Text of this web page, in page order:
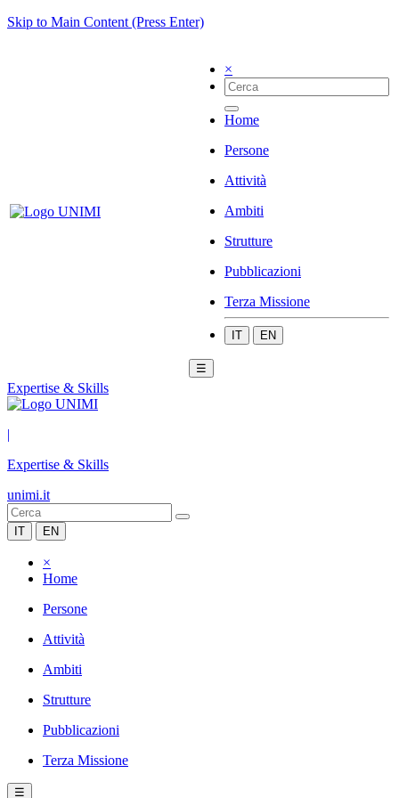
Skip to Main Content (Press Enter)
×
Home
Persone
Attività
Ambiti
Strutture
Pubblicazioni
Terza Missione
IT EN
☰
Expertise & Skills
|
Expertise & Skills
unimi.it
IT EN
×
Home
Persone
Attività
Ambiti
Strutture
Pubblicazioni
Terza Missione
☰